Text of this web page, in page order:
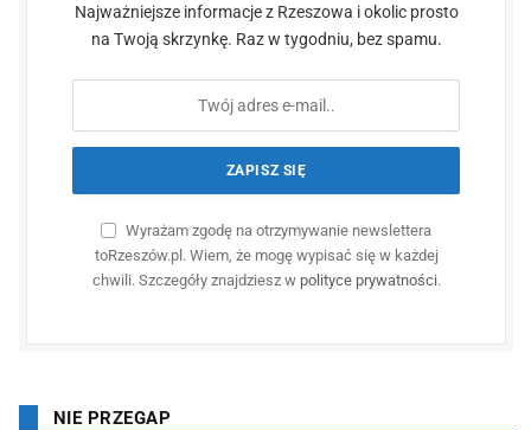
Najważniejsze informacje z Rzeszowa i okolic prosto
na Twoją skrzynkę. Raz w tygodniu, bez spamu.
Wyrażam zgodę na otrzymywanie newslettera
toRzeszów.pl. Wiem, że mogę wypisać się w każdej
chwili. Szczegóły znajdziesz w polityce prywatności.
NIE PRZEGAP